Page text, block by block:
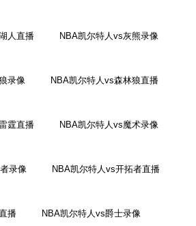
人直播 NBA凯尔特人vs灰熊录像
录像 NBA凯尔特人vs森林狼直播
霆直播 NBA凯尔特人vs魔术录像
录像 NBA凯尔特人vs开拓者直播
播 NBA凯尔特人vs爵士录像